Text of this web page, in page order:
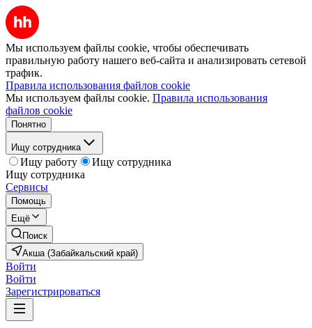
Мы используем файлы cookie, чтобы обеспечивать
правильную работу нашего веб-сайта и анализировать сетевой
трафик.
Правила использования файлов cookie
Мы используем файлы cookie. Правила использования
файлов cookie
Понятно
Ищу сотрудника
Ищу работу
Ищу сотрудника
Ищу сотрудника
Сервисы
Помощь
Ещё
Поиск
Акша (Забайкальский край)
Войти
Войти
Зарегистрироваться